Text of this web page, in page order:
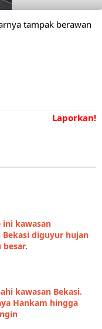
tampak berawan
Laporkan!
kawasan
Bekasi diguyur hujan
kawasan Bekasi.
Hankam hingga